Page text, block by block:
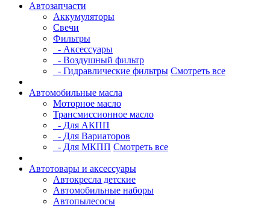
Автозапчасти
Аккумуляторы
Свечи
Фильтры
- Аксессуары
- Воздушный фильтр
- Гидравлические фильтры Смотреть все
Автомобильные масла
Моторное масло
Трансмиссионное масло
- Для АКПП
- Для Вариаторов
- Для МКПП Смотреть все
Автотовары и аксессуары
Автокресла детские
Автомобильные наборы
Автопылесосы